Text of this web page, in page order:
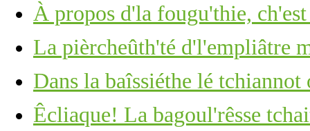
À propos d'la fougu'thie,
La pièrcheûth'té d'l'empliâtre
Dans la baîssiéthe lé tchiannot
Êcliaque! La bagoul'rêsse